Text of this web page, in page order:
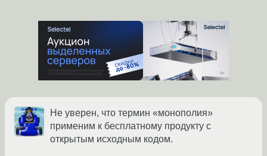
Не уверен, что термин «монополия»
применим к бесплатному продукту с
открытым исходным кодом.